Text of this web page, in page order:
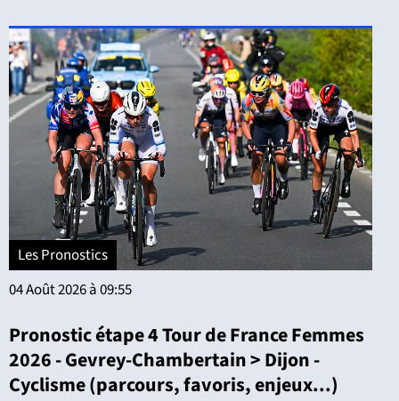
Les Pronostics
04 Août 2026 à 09:55
Pronostic étape 4 Tour de France Femmes
2026 - Gevrey-Chambertain > Dijon -
Cyclisme (parcours, favoris, enjeux...)